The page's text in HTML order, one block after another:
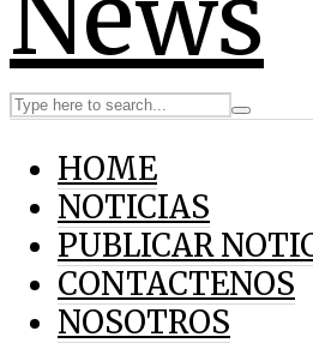
HOME
NOTICIAS
PUBLICAR
CONTACTENOS
NOSOTROS